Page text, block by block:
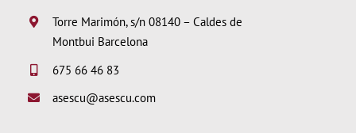
Torre Marimón, s/n 08140 – Caldes de
Montbui Barcelona
675 66 46 83
asescu@asescu.com